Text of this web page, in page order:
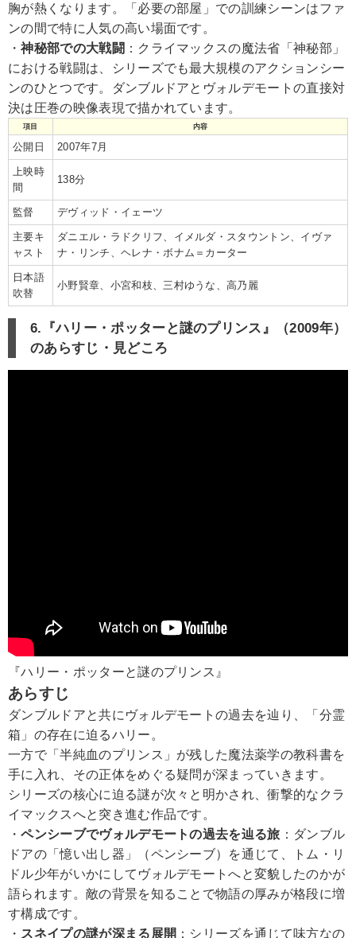
胸が熱くなります。「必要の部屋」での訓練シーンはファ
ンの間で特に人気の高い場面です。
・神秘部での大戦闘 ：クライマックスの魔法省「神秘部」
における戦闘は、シリーズでも最大規模のアクションシー
ンのひとつです。ダンブルドアとヴォルデモートの直接対
決は圧巻の映像表現で描かれています。
項目 内容
公開日 2007年7月
上映時
間
138分
監督 デヴィッド・イェーツ
主要キ
ャスト
ダニエル・ラドクリフ、イメルダ・スタウントン、イヴァ
ナ・リンチ、ヘレナ・ボナム＝カーター
日本語
吹替
小野賢章、小宮和枝、三村ゆうな、高乃麗
6.『ハリー・ポッターと謎のプリンス』（2009年）
のあらすじ・見どころ
『ハリー・ポッターと謎のプリンス』
あらすじ
ダンブルドアと共にヴォルデモートの過去を辿り、「分霊
箱」の存在に迫るハリー。
一方で「半純血のプリンス」が残した魔法薬学の教科書を
手に入れ、その正体をめぐる疑問が深まっていきます。
シリーズの核心に迫る謎が次々と明かされ、衝撃的なクラ
イマックスへと突き進む作品です。
・ペンシーブでヴォルデモートの過去を辿る旅 ：ダンブル
ドアの「憶い出し器」（ペンシーブ）を通じて、トム・リ
ドル少年がいかにしてヴォルデモートへと変貌したのかが
語られます。敵の背景を知ることで物語の厚みが格段に増
す構成です。
・ スネイプの謎が深まる展開 ：シリーズを通じて味方なの